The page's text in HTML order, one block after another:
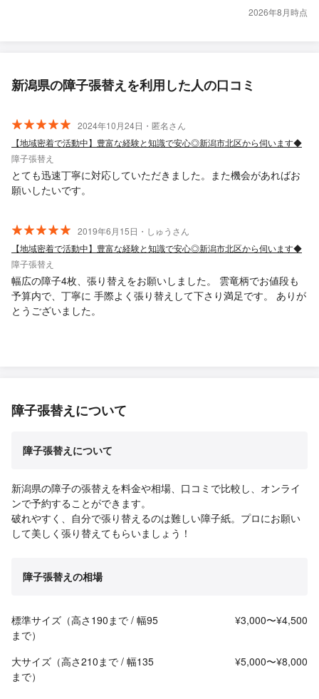
2026年8月時点
新潟県の障子張替えを利用した人の口コミ
2024年10月24日・匿名さん
【地域密着で活動中】豊富な経験と知識で安心◎新潟市北区から伺います◆
障子張替え
とても迅速丁寧に対応していただきました。また機会があればお
願いしたいです。
2019年6月15日・しゅうさん
【地域密着で活動中】豊富な経験と知識で安心◎新潟市北区から伺います◆
障子張替え
幅広の障子4枚、張り替えをお願いしました。 雲竜柄でお値段も
予算内で、丁寧に 手際よく張り替えして下さり満足です。 ありが
とうございました。
障子張替えについて
障子張替えについて
新潟県の障子の張替えを料金や相場、口コミで比較し、オンライ
ンで予約することができます。
破れやすく、自分で張り替えるのは難しい障子紙。プロにお願い
して美しく張り替えてもらいましょう！
障子張替えの相場
標準サイズ（高さ190まで / 幅95
まで）
¥3,000〜¥4,500
大サイズ（高さ210まで / 幅135
まで）
¥5,000〜¥8,000